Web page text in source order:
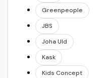
Greenpeople
JBS
Joha Uld
Kask
Kids Concept